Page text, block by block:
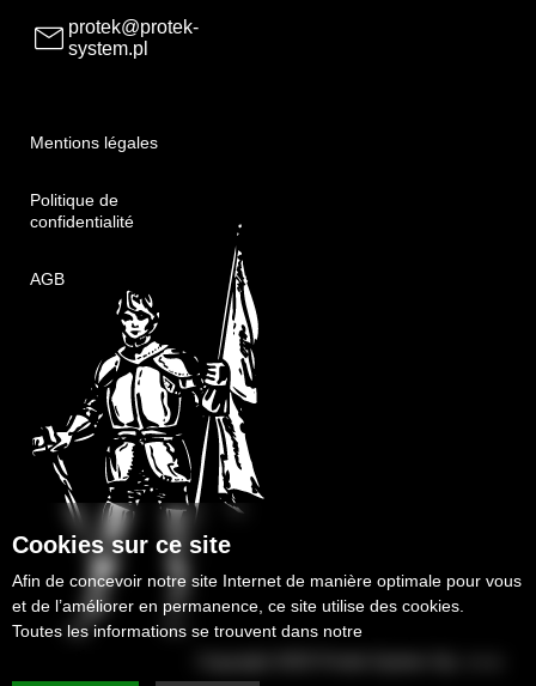
protek@protek-
system.pl
Mentions légales
Politique de
confidentialité
AGB
Cookies sur ce site
Afin de concevoir notre site Internet de manière optimale pour vous
et de l’améliorer en permanence, ce site utilise des cookies.
Toutes les informations se trouvent dans notre